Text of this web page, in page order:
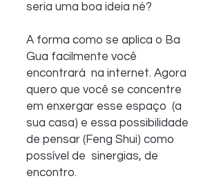
seria uma boa ideia né?
A forma como se aplica o Ba
Gua facilmente você
encontrará  na internet. Agora
quero que você se concentre
em enxergar esse espaço  (a
sua casa) e essa possibilidade
de pensar (Feng Shui) como
possível de  sinergias, de
encontro.